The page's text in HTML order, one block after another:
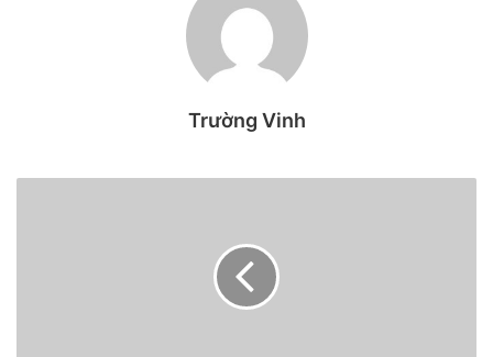
mình sẽ chia sẻ cho bạn cách đăng
nhập vào vnEdu Connect nhé!
tin liên quan tới học sinh giữa phụ huynh và nhà trường,
sinh đang theo học tại nhà trường địa phương như lịch học,
điểm danh, kết quả học tập, bài tập,… Với các tính năng
được cung cấp trên sẽ giúp phụ huynh có thể nắm bắt tốt
Trường Vinh